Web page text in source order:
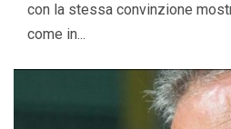
con la stessa convinzione
come in...